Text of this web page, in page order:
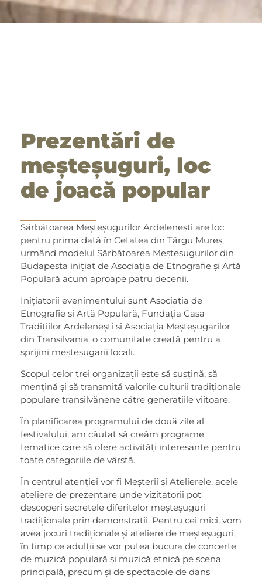
Prezentări de
meșteșuguri, loc
de joacă popular
Sărbătoarea Meșteșugurilor Ardelenești are loc
pentru prima dată în Cetatea din Târgu Mureș,
urmând modelul Sărbătoarea Meșteșugurilor din
Budapesta inițiat de Asociația de Etnografie și Artă
Populară acum aproape patru decenii.
Inițiatorii evenimentului sunt Asociația de
Etnografie și Artă Populară, Fundația Casa
Tradițiilor Ardelenești și Asociația Meșteșugarilor
din Transilvania, o comunitate creată pentru a
sprijini meșteșugarii locali.
Scopul celor trei organizații este să susțină, să
mențină și să transmită valorile culturii tradiționale
populare transilvănene către generațiile viitoare.
În planificarea programului de două zile al
festivalului, am căutat să creăm programe
tematice care să ofere activități interesante pentru
toate categoriile de vârstă.
În centrul atenției vor fi Meșterii și Atelierele, acele
ateliere de prezentare unde vizitatorii pot
descoperi secretele diferitelor meșteșuguri
tradiționale prin demonstrații. Pentru cei mici, vom
avea jocuri tradiționale și ateliere de meșteșuguri,
în timp ce adulții se vor putea bucura de concerte
de muzică populară și muzică etnică pe scena
principală, precum și de spectacole de dans